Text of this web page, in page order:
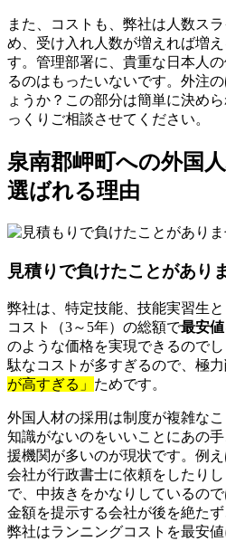
また、コストも、弊社は人数ス
め、受け入れ人数が増えれば増
す。管理部署に、貴重な日本人
るのはもったいないです。外注
ょうか？この部分は簡単に決め
っくりご相談させてください。
泉南郡岬町への外国
選ばれる理由
見積りで負けたことがあり
弊社は、特定技能、技能実習生
コスト（3～5年）の総額で最安値
のような価格を実現できるので
駄なコストが多すぎるので、極力
が高すぎる」 ためです。
外国人材の採用は制度が複雑な
知識がないのをいいことにあの
援機関が多いのが現状です。例
会社が行政書士に依頼をしたり
で、中抜きをかなりしているの
金額を提示する会社が後を絶た
弊社はランニングコストを最安